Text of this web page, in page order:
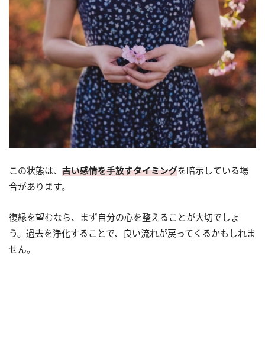
この状態は、 古い感情を手放すタイミングを暗示している場
合があります。
復縁を望むなら、まず自分の心を整えることが大切でしょ
う。過去を浄化することで、良い流れが戻ってくるかもしれま
せん。